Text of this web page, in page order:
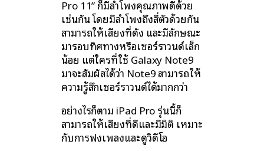
Pro 11” ก็มีลำโพงคุณภาพดีด้วย
เช่นกัน โดยมีลำโพงถึงสี่ตัวด้วยกัน
สามารถให้เสียงที่ดัง และมีลักษณะ
มารอบทิศทางหรือเซอร์ราวนด์เล็ก
น้อย แต่ใครที่ใช้ Galaxy Note9
มาจะสัมผัสได้ว่า Note9 สามารถให้
ความรู้สึกเซอร์ราวนด์ได้มากกว่า
อย่างไรก็ตาม iPad Pro รุ่นนี้ก็
สามารถให้เสียงที่ดีและมีมิติ เหมาะ
กับการฟังเพลงและดูวิดีโอ